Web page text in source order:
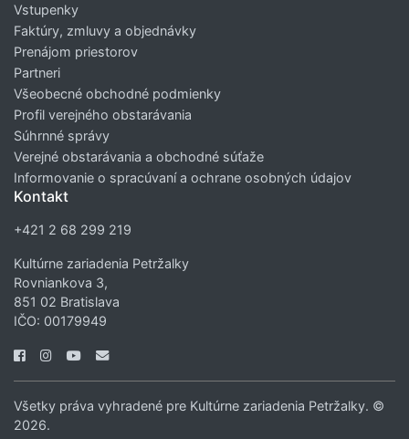
Vstupenky
Faktúry, zmluvy a objednávky
Prenájom priestorov
Partneri
Všeobecné obchodné podmienky
Profil verejného obstarávania
Súhrnné správy
Verejné obstarávania a obchodné súťaže
Informovanie o spracúvaní a ochrane osobných údajov
Kontakt
+421 2 68 299 219
Kultúrne zariadenia Petržalky
Rovniankova 3,
851 02 Bratislava
IČO: 00179949
Všetky práva vyhradené pre Kultúrne zariadenia Petržalky. ©
2026.